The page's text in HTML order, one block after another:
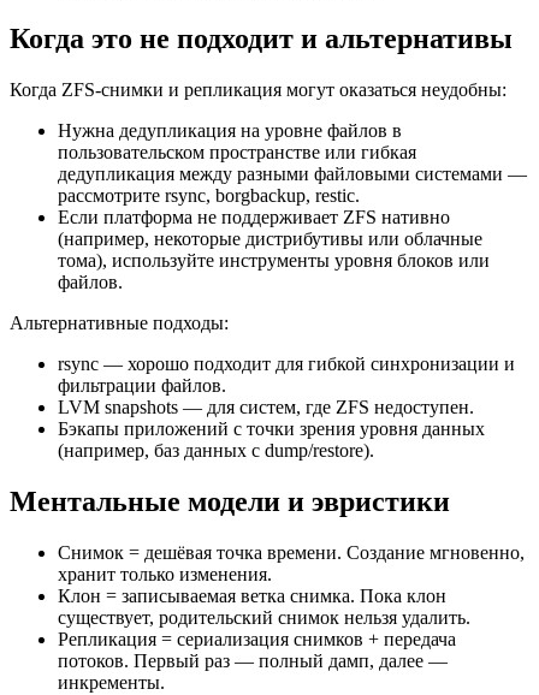
Когда это не подходит и альтернативы
Когда ZFS-снимки и репликация могут оказаться неудобны:
Нужна дедупликация на уровне файлов в
пользовательском пространстве или гибкая
дедупликация между разными файловыми системами —
рассмотрите rsync, borgbackup, restic.
Если платформа не поддерживает ZFS нативно
(например, некоторые дистрибутивы или облачные
тома), используйте инструменты уровня блоков или
файлов.
Альтернативные подходы:
rsync — хорошо подходит для гибкой синхронизации и
фильтрации файлов.
LVM snapshots — для систем, где ZFS недоступен.
Бэкапы приложений с точки зрения уровня данных
(например, баз данных с dump/restore).
Ментальные модели и эвристики
Снимок = дешёвая точка времени. Создание мгновенно,
хранит только изменения.
Клон = записываемая ветка снимка. Пока клон
существует, родительский снимок нельзя удалить.
Репликация = сериализация снимков + передача
потоков. Первый раз — полный дамп, далее —
инкременты.